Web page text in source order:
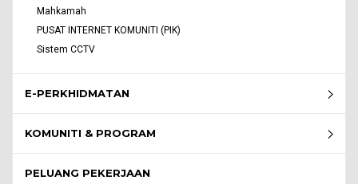
Mahkamah
PUSAT INTERNET KOMUNITI (PIK)
Sistem CCTV
E-PERKHIDMATAN
KOMUNITI & PROGRAM
PELUANG PEKERJAAN